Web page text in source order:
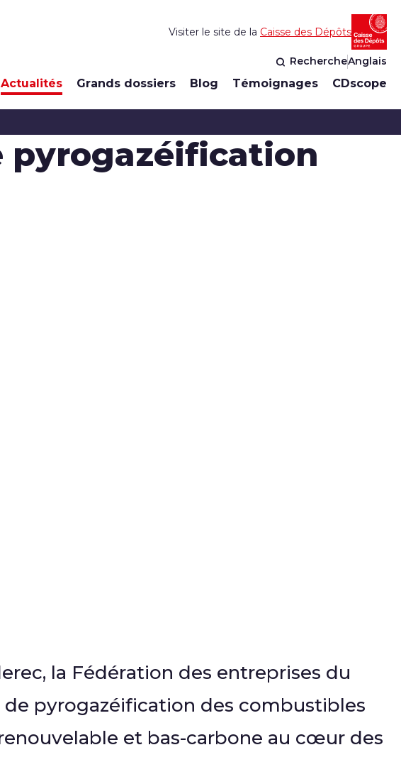
Actualités Grands dossiers Blog Témoignages CDscope
RechercheAnglais
Visiter le site de la Caisse des Dépôts
pyrogazéification
la Fédération des entreprises du
pyrogazéification des combustibles
et bas-carbone au cœur des